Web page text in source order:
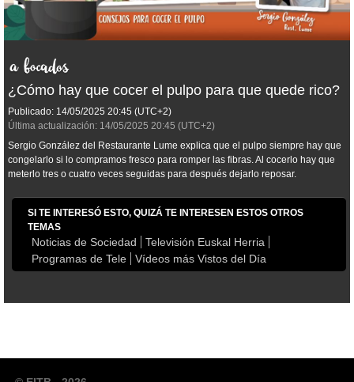
¿Cómo hay que cocer el pulpo para que quede rico?
Publicado: 14/05/2025 20:45 (UTC+2)
Última actualización: 14/05/2025 20:45 (UTC+2)
Sergio González del Restaurante Lume explica que el pulpo siempre hay que
congelarlo si lo compramos fresco para romper las fibras. Al cocerlo hay que
meterlo tres o cuatro veces seguidas para después dejarlo reposar.
SI TE INTERESÓ ESTO, QUIZÁ TE INTERESEN ESTOS OTROS
TEMAS
Noticias de Sociedad
Televisión Euskal Herria
Programas de Tele
Vídeos más Vistos del Día